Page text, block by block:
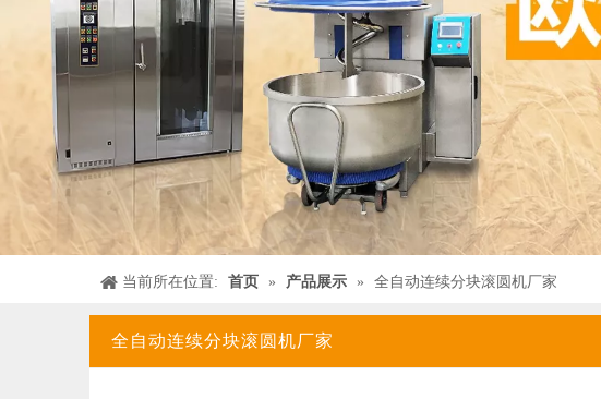
当前所在位置: 首页 » 产品展示 » 全自动连续分块滚圆机厂家
全自动连续分块滚圆机厂家